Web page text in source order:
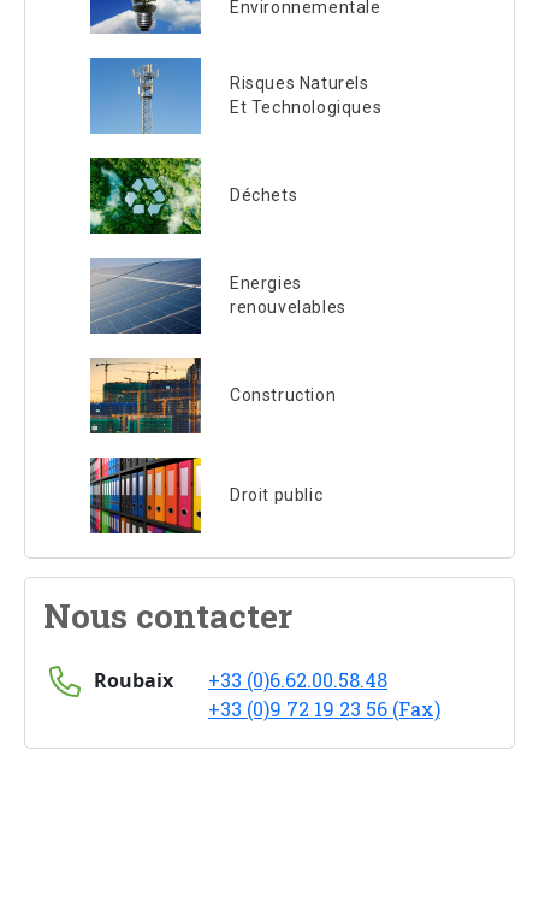
Environnementale
Risques Naturels
Et Technologiques
Déchets
Energies
renouvelables
Construction
Droit public
Nous contacter
Roubaix
+33 (0)6.62.00.58.48
+33 (0)9 72 19 23 56 (Fax)